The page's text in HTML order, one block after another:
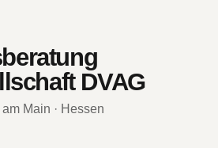
DVAG
Main · Hessen